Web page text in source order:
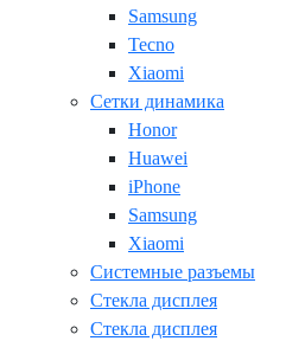
Samsung
Tecno
Xiaomi
Сетки динамика
Honor
Huawei
iPhone
Samsung
Xiaomi
Системные разъемы
Стекла дисплея
Стекла дисплея